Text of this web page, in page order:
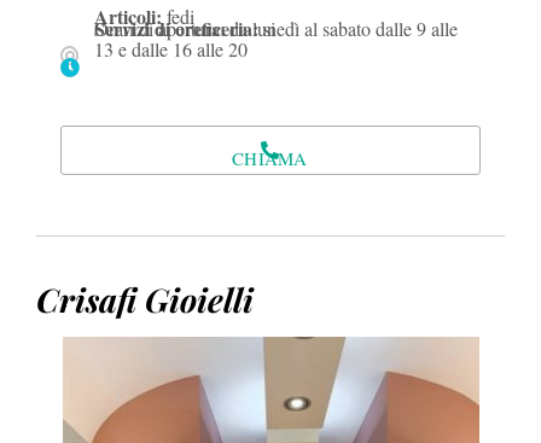
Articoli:fedi
Servizi di oreficeria:si
Orari di apertura: da lunedì al sabato dalle 9 alle
13 e dalle 16 alle 20
CHIAMA
Crisafi Gioielli